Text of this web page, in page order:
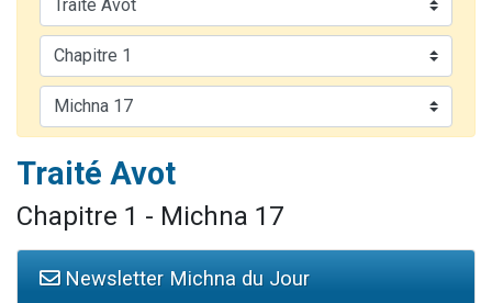
Il reste 49 places pour étudier en groupe sur Zoom
12 nouvelles musiques dans Torah-Box Music
Traité Avot
Chapitre 1 - Michna 17
Newsletter Michna du Jour